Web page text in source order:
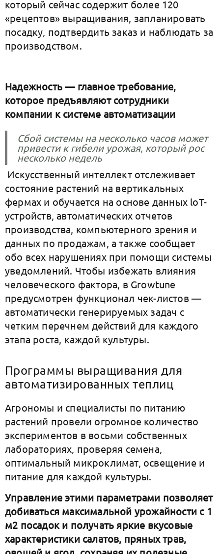
который сейчас содержит более 120
«рецептов» выращивания, запланировать
посадку, подтвердить заказ и наблюдать за
производством.
Надежность — главное требование,
которое предъявляют сотрудники
компании к системе автоматизации
Сбой системы на несколько часов может
привести к гибели урожая, который рос
несколько недель
Искусственный интеллект отслеживает
состояние растений на вертикальных
фермах и обучается на основе данных loT-
устройств, автоматических отчетов
производства, компьютерного зрения и
данных по продажам, а также сообщает
обо всех нарушениях при помощи системы
уведомлений. Чтобы избежать влияния
человеческого фактора, в Growtune
предусмотрен функционал чек-листов —
автоматически генерируемых задач с
четким перечнем действий для каждого
этапа роста, каждой культуры.
Программы выращивания для
автоматизированных теплиц
Агрономы и специалисты по питанию
растений провели огромное количество
экспериментов в восьми собственных
лабораториях, проверяя семена,
оптимальный микроклимат, освещение и
питание для каждой культуры.
Управление этими параметрами позволяет
добиваться максимальной урожайности с 1
м2 посадок и получать яркие вкусовые
характеристики салатов, пряных трав,